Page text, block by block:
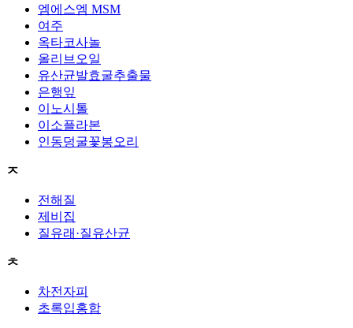
엠에스엠 MSM
여주
옥타코사놀
올리브오일
유산균발효굴추출물
은행잎
이노시톨
이소플라본
인동덩굴꽃봉오리
ㅈ
전해질
제비집
질유래·질유산균
ㅊ
차전자피
초록입홍합